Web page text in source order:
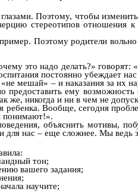
Поэтому, чтобы
стереотипов
Поэтому родители
это надо делать?»
постоянно убеждает
мешай» – и наказания за их
ему
же, никогда и ни в чем не
Вообще, сегодня
понимают!».
объяснить мотивы,
нас – еще сложнее. Мы ведь
тон;
вашего задания;
научите;